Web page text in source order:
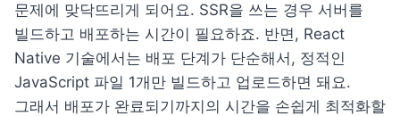
문제에 맞닥뜨리게 되어요. SSR을 쓰는 경우 서버를
빌드하고 배포하는 시간이 필요하죠. 반면, React
Native 기술에서는 배포 단계가 단순해서, 정적인
JavaScript 파일 1개만 빌드하고 업로드하면 돼요.
그래서 배포가 완료되기까지의 시간을 손쉽게 최적화할